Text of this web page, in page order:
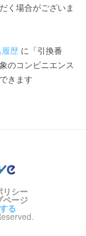
く場合がございま
歴 に「引換番
のコンビニエンス
きます
リシー
ページ
る